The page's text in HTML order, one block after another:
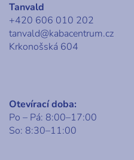
Tanvald
+420 606 010 202
tanvald@kabacentrum.cz
Krkonošská 604
Otevírací doba:
Po – Pá: 8:00–17:00
So: 8:30–11:00